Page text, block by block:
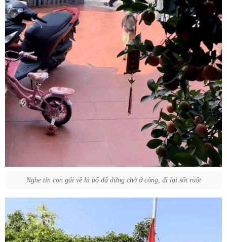
Nghe tin con gái về là bố đã đứng chờ ở cổng, đi lại sốt ruột